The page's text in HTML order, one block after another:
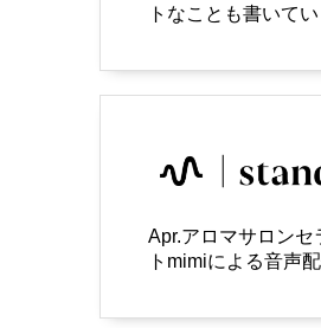
トなことも書いて
Apr.アロマサロンセ
トmimiによる音声